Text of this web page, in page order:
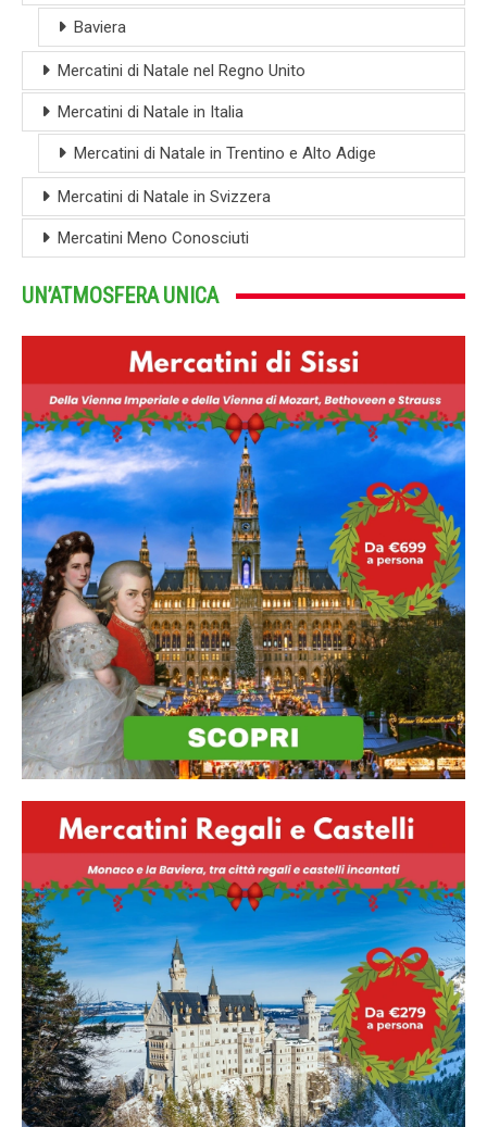
Baviera
Mercatini di Natale nel Regno Unito
Mercatini di Natale in Italia
Mercatini di Natale in Trentino e Alto Adige
Mercatini di Natale in Svizzera
Mercatini Meno Conosciuti
UN’ATMOSFERA UNICA